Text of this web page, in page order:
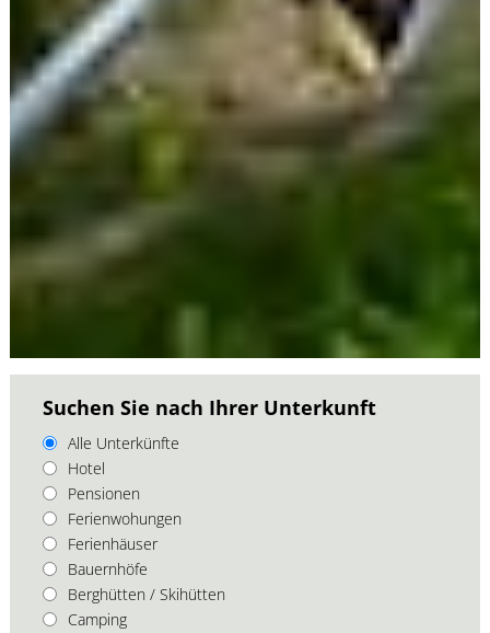
Suchen Sie nach Ihrer Unterkunft
Alle Unterkünfte
Hotel
Pensionen
Ferienwohungen
Ferienhäuser
Bauernhöfe
Berghütten / Skihütten
Camping